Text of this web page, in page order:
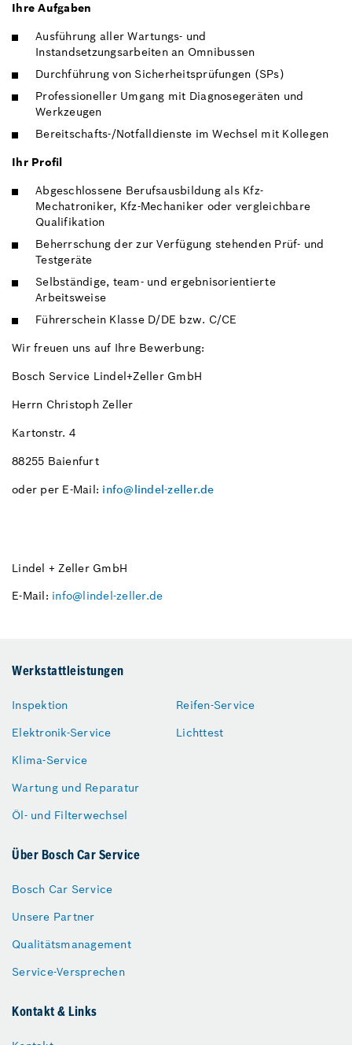
Ihre Aufgaben
Ausführung aller Wartungs- und
Instandsetzungsarbeiten an Omnibussen
Durchführung von Sicherheitsprüfungen (SPs)
Professioneller Umgang mit Diagnosegeräten und
Werkzeugen
Bereitschafts-/Notfalldienste im Wechsel mit Kollegen
Ihr Profil
Abgeschlossene Berufsausbildung als Kfz-
Mechatroniker, Kfz-Mechaniker oder vergleichbare
Qualifikation
Beherrschung der zur Verfügung stehenden Prüf- und
Testgeräte
Selbständige, team- und ergebnisorientierte
Arbeitsweise
Führerschein Klasse D/DE bzw. C/CE
Wir freuen uns auf Ihre Bewerbung:
Bosch Service Lindel+Zeller GmbH
Herrn Christoph Zeller
Kartonstr. 4
88255 Baienfurt
oder per E-Mail: info@lindel-zeller.de
Lindel + Zeller GmbH
E-Mail: info@lindel-zeller.de
Werkstattleistungen
Inspektion
Elektronik-Service
Klima-Service
Wartung und Reparatur
Öl- und Filterwechsel
Reifen-Service
Lichttest
Über Bosch Car Service
Bosch Car Service
Unsere Partner
Qualitätsmanagement
Service-Versprechen
Kontakt & Links